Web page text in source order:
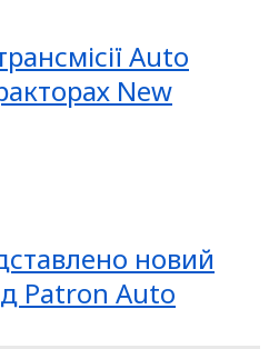
Auto
New
новий
Patron Auto